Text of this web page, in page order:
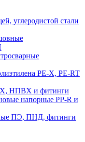
углеродистой стали
PE-X, PE-RT
НПВХ и фитинги
напорные PP-R и
ПЭ, ПНД, фитинги